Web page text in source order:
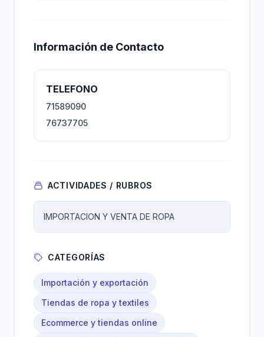
Información de Contacto
TELEFONO
71589090
76737705
ACTIVIDADES / RUBROS
IMPORTACION Y VENTA DE ROPA
CATEGORÍAS
Importación y exportación
Tiendas de ropa y textiles
Ecommerce y tiendas online